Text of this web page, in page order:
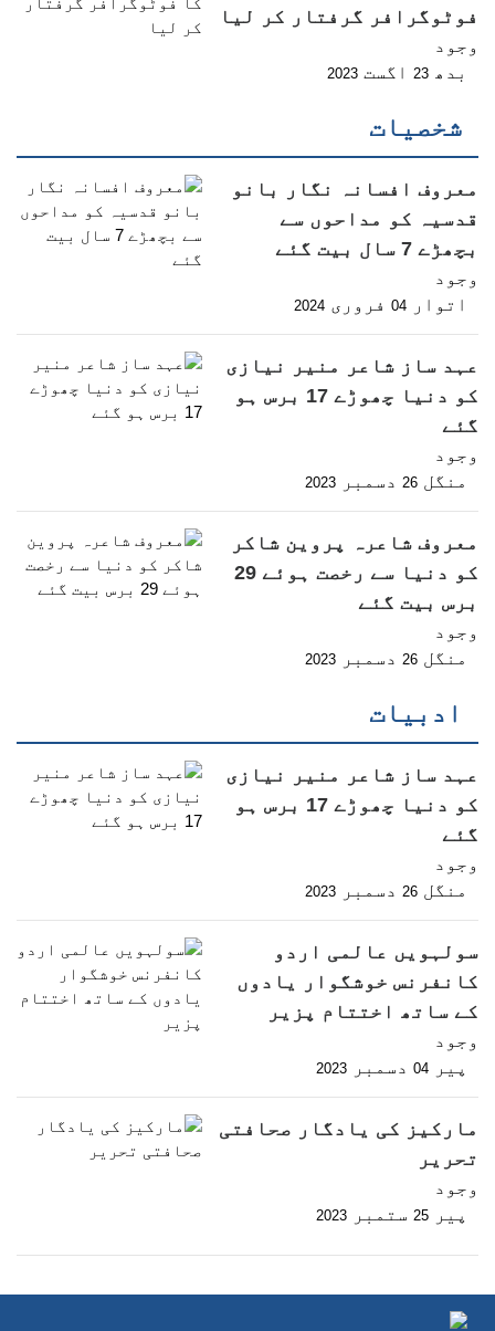
فوٹوگرافر گرفتار کر لیا
وجود
بدھ 23 اگست 2023
شخصیات
معروف افسانہ نگار بانو
قدسیہ کو مداحوں سے
بچھڑے 7 سال بیت گئے
وجود
اتوار 04 فروری 2024
عہد ساز شاعر منیر نیازی
کو دنیا چھوڑے 17 برس ہو
گئے
وجود
منگل 26 دسمبر 2023
معروف شاعرہ پروین شاکر
کو دنیا سے رخصت ہوئے 29
برس بیت گئے
وجود
منگل 26 دسمبر 2023
ادبیات
عہد ساز شاعر منیر نیازی
کو دنیا چھوڑے 17 برس ہو
گئے
وجود
منگل 26 دسمبر 2023
سولہویں عالمی اردو
کانفرنس خوشگوار یادوں
کے ساتھ اختتام پزیر
وجود
پیر 04 دسمبر 2023
مارکیز کی یادگار صحافتی
تحریر
وجود
پیر 25 ستمبر 2023